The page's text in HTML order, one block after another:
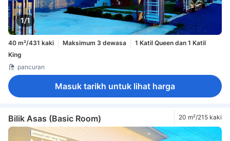
1/1
40 m²/431 kaki Maksimum 3 dewasa
1 Katil Queen dan 1 Katil
King
pancuran
Masuk tarikh untuk lihat harga
Bilik Asas (Basic Room) 20 m²/215 kaki